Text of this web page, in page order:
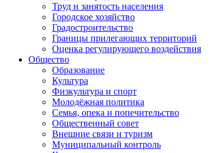
Труд и занятость населения
Городское хозяйство
Градостроительство
Границы прилегающих территорий
Оценка регулирующего воздействия
Общество
Образование
Культура
Физкультура и спорт
Молодёжная политика
Семья, опека и попечительство
Общественный совет
Внешние связи и туризм
Муниципальный контроль